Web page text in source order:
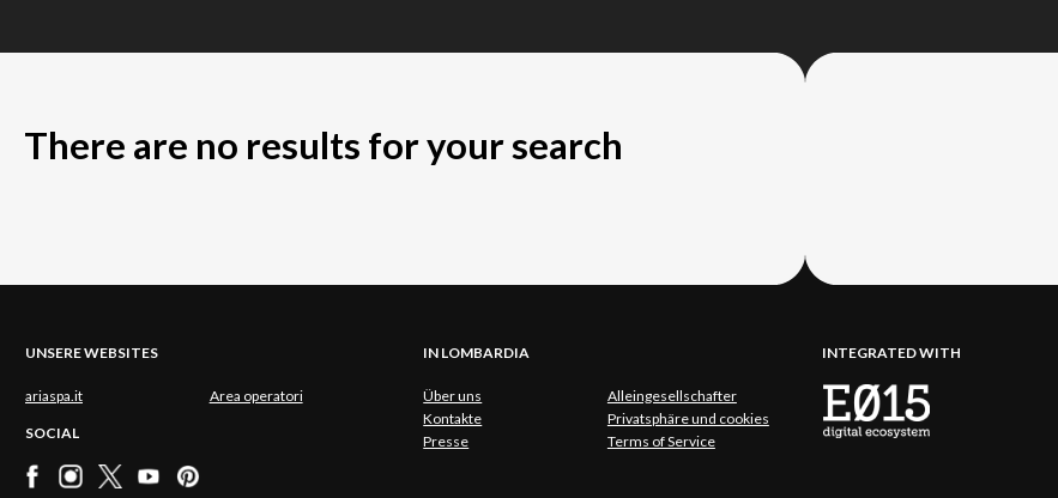
There are no results for your search
UNSERE WEBSITES
ariaspa.it Area operatori
SOCIAL
IN LOMBARDIA
Über uns
Alleingesellschafter
Kontakte
Privatsphäre und cookies
Presse
Terms of Service
INTEGRATED WITH